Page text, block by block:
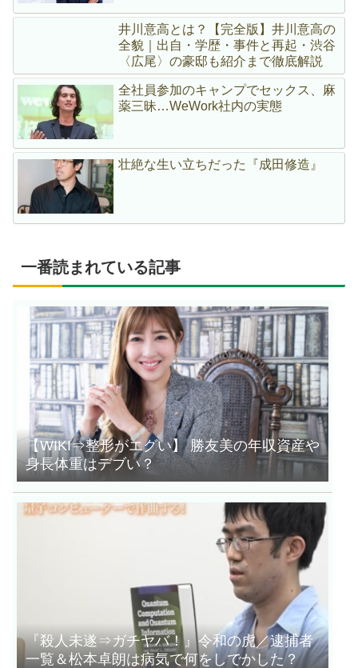
井川意高とは？【完全版】井川意高の
全貌｜出自・学歴・事件と再起・渋谷
〈広尾〉の豪邸も紹介まで徹底解説
全社員参加のキャンプでセックス、麻
薬三昧…WeWork社内の実態
壮絶な生い立ちだった『成田修造』
一番読まれている記事
【WIKI⇒整形がエグい】 勝友美の年収資産や
身長体重はデブい？
『殺人未遂⇒ガチヤバ！』令和の虎／逮捕者
一覧＆松本卓朗は病気で何をしでかした？